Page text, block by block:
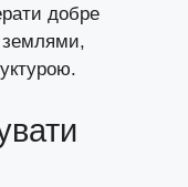
добре
землями,